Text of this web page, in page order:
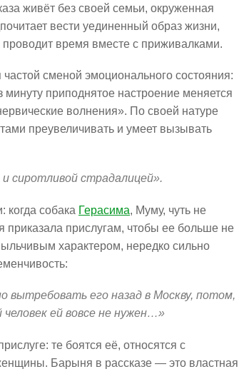
живёт без своей семьи, окруженная
вести уединенный образ жизни,
время вместе с приживалками.
сменой эмоционального состояния:
приподнятое настроение меняется
волнения». По своей натуре
преувеличивать и умеет вызывать
сиротливой страдалицей».
когда собака Герасима, Муму, чуть не
приказала прислугам, чтобы ее больше не
характером, нередко сильно
вытребовать его назад в Москву, потом,
ей вовсе не нужен…»
те боятся её, относятся с
Барыня в рассказе — это властная